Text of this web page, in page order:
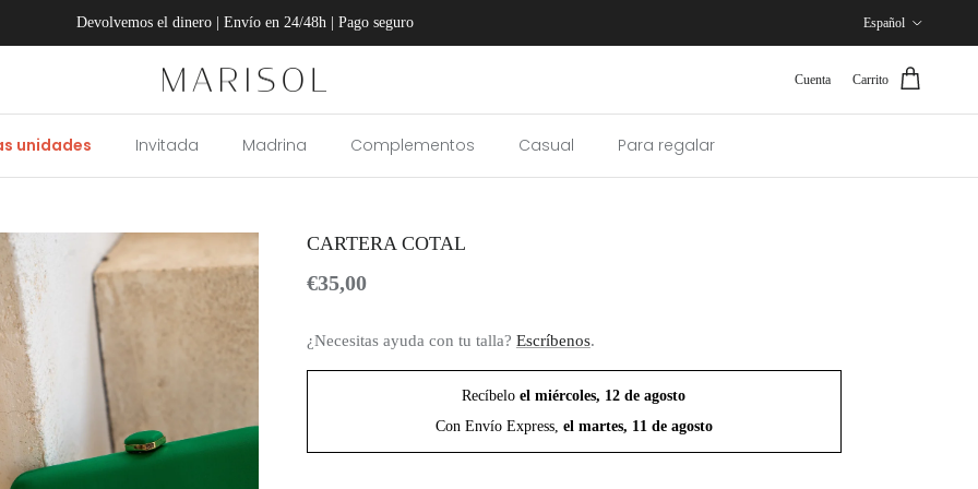
Devolvemos el dinero | Envío en 24/48h | Pago seguro Español
Cuenta Carrito
unidades Invitada Madrina Complementos Casual Para regalar
CARTERA COTAL
Precio normal
€35,00
¿Necesitas ayuda con tu talla? Escríbenos.
Recíbeloel miércoles, 12 de agosto
Con Envío Express, el martes, 11 de agosto